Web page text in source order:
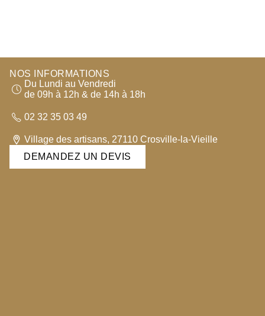
NOS INFORMATIONS
Du Lundi au Vendredi
de 09h à 12h & de 14h à 18h
02 32 35 03 49
Village des artisans, 27110 Crosville-la-Vieille
DEMANDEZ UN DEVIS